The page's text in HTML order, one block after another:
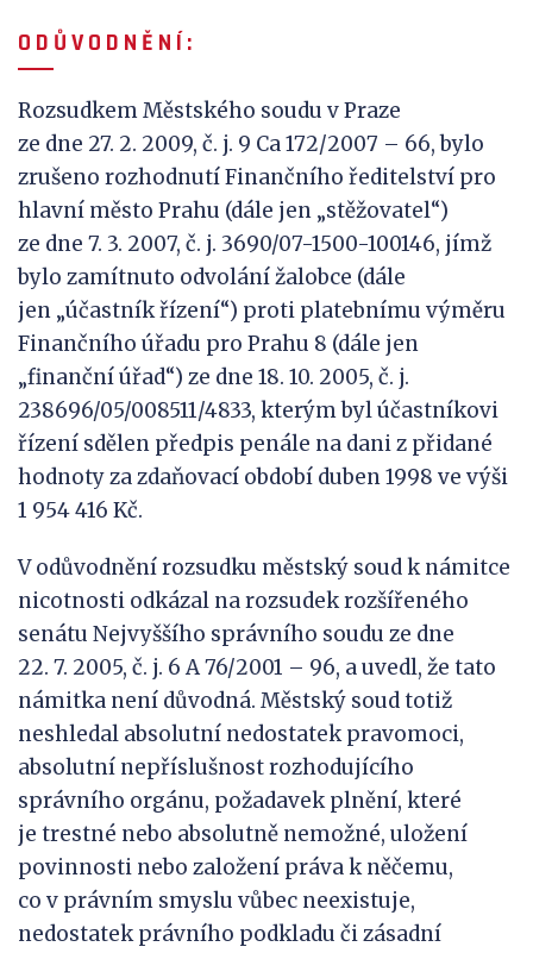
O D Ů VO D N Ě N Í :
Rozsudkem Městského soudu v Praze
ze dne 27. 2. 2009, č. j. 9 Ca 172/2007 – 66, bylo
zrušeno rozhodnutí Finančního ředitelství pro
hlavní město Prahu (dále jen „stěžovatel“)
ze dne 7. 3. 2007, č. j. 3690/07-1500-100146, jímž
bylo zamítnuto odvolání žalobce (dále
jen „účastník řízení“) proti platebnímu výměru
Finančního úřadu pro Prahu 8 (dále jen
„finanční úřad“) ze dne 18. 10. 2005, č. j.
238696/05/008511/4833, kterým byl účastníkovi
řízení sdělen předpis penále na dani z přidané
hodnoty za zdaňovací období duben 1998 ve výši
1 954 416 Kč.
V odůvodnění rozsudku městský soud k námitce
nicotnosti odkázal na rozsudek rozšířeného
senátu Nejvyššího správního soudu ze dne
22. 7. 2005, č. j. 6 A 76/2001 – 96, a uvedl, že tato
námitka není důvodná. Městský soud totiž
neshledal absolutní nedostatek pravomoci,
absolutní nepříslušnost rozhodujícího
správního orgánu, požadavek plnění, které
je trestné nebo absolutně nemožné, uložení
povinnosti nebo založení práva k něčemu,
co v právním smyslu vůbec neexistuje,
nedostatek právního podkladu či zásadní